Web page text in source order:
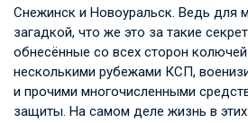
Снежинск и Новоуральск. Ведь для
загадкой, что же это за такие
обнесённые со всех сторон
несколькими рубежами КСП,
и прочими многочисленными
защиты. На самом деле жизнь в